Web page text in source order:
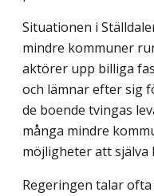
Situationen i
mindre kommuner
aktörer upp billiga
och lämnar efter sig
de boende tvingas
många mindre
möjligheter att själva
Regeringen talar ofta